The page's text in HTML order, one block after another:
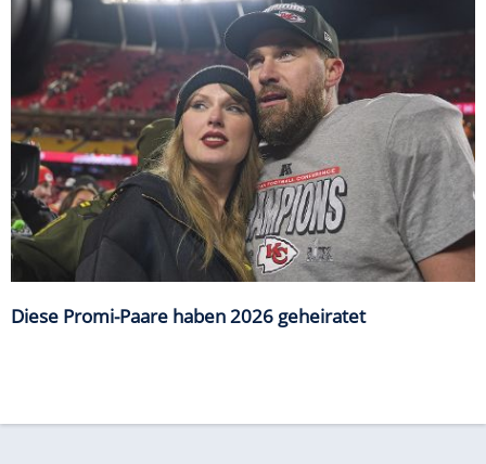
Diese Promi-Paare haben 2026 geheiratet